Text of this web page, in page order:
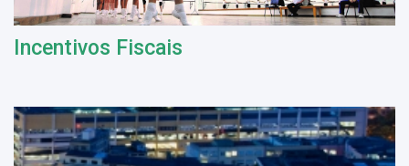
Incentivos Fiscais